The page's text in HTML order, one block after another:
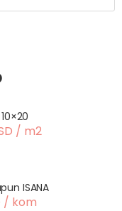
/ m2
ISANA
/ kom